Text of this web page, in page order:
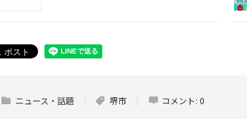
ニュース・話題 堺市 コメント: 0